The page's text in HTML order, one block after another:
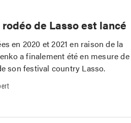
de Lasso est lancé
en 2020 et 2021 en raison de la
a finalement été en mesure de
son festival country Lasso.